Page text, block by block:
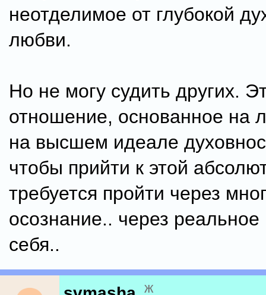
неотделимое от глубокой
любви.
Но не могу судить других.
отношение, основанное на
на высшем идеале
чтобы прийти к этой
требуется пройти через
осознание.. через
себя..
ж